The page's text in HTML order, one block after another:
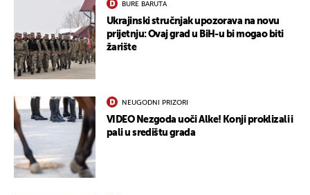
BURE BARUTA
Ukrajinski stručnjak upozorava na novu
prijetnju: Ovaj grad u BiH-u bi mogao biti
žarište
NEUGODNI PRIZORI
VIDEO Nezgoda uoči Alke! Konji proklizali i
pali u središtu grada